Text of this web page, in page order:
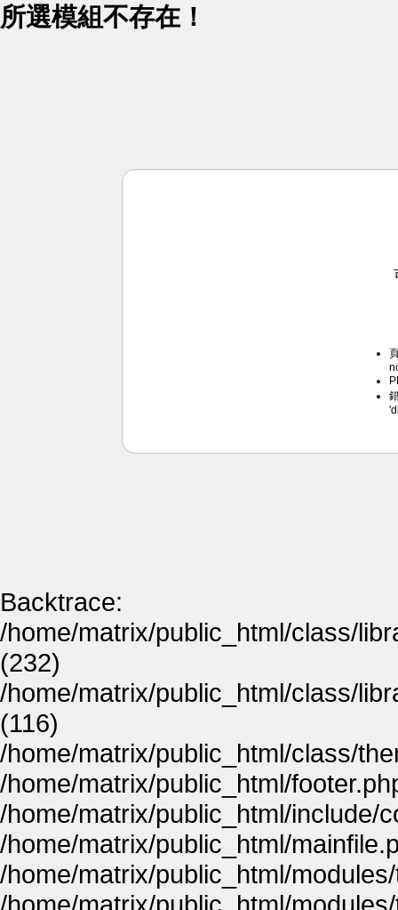
所選模組不存在！
Backtrace:
/home/matrix/public_html/class/
(232)
/home/matrix/public_html/class/
(116)
/home/matrix/public_html/class/
/home/matrix/public_html/
/home/matrix/public_html/include/
/home/matrix/public_html/
/home/matrix/public_html/